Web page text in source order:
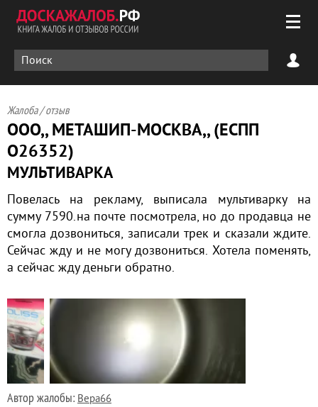
Жалоба / отзыв
ООО,, МЕТАШИП-МОСКВА,, (ЕСПП
О26352)
МУЛЬТИВАРКА
Повелась на рекламу, выписала мультиварку на
сумму 7590.на почте посмотрела, но до продавца не
смогла дозвониться, записали трек и сказали ждите.
Сейчас жду и не могу дозвониться. Хотела поменять,
а сейчас жду деньги обратно.
Автор жалобы: Вера66